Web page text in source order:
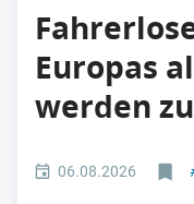
Europas
werden
06.08.2026